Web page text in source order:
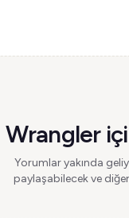
Wrangler
Yorumlar yakında
paylaşabilecek ve